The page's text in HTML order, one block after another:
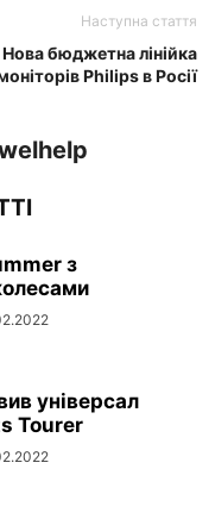
Наступна стаття
Нова бюджетна лінійка
Philips в Росії
з
універсал
Tourer